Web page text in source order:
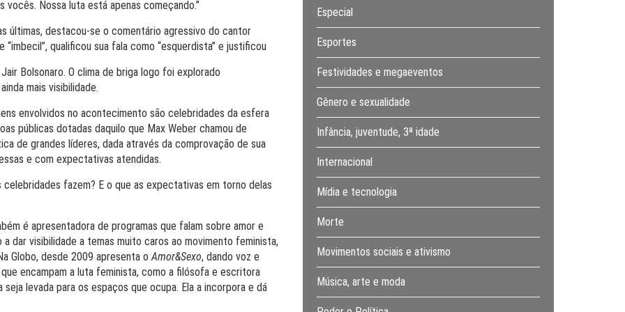
Nossa luta está apenas começando.”
últimas, destacou-se o comentário agressivo do cantor
qualificou sua fala como “esquerdista” e justificou
Bolsonaro. O clima de briga logo foi explorado
mais visibilidade.
envolvidos no acontecimento são celebridades da esfera
públicas dotadas daquilo que Max Weber chamou de
de grandes líderes, dada através da comprovação de sua
e com expectativas atendidas.
fazem? E o que as expectativas em torno delas
é apresentadora de programas que falam sobre amor e
dar visibilidade a temas muito caros ao movimento feminista,
Globo, desde 2009 apresenta oAmor&Sexo, dando voz e
encampam a luta feminista, como a filósofa e escritora
levada para os espaços que ocupa. Ela a incorpora e dá
Especial
Esportes
Festividades e megaeventos
Gênero e sexualidade
Infância, juventude, 3ª idade
Internacional
Mídia e tecnologia
Morte
Movimentos sociais e ativismo
Música, arte e moda